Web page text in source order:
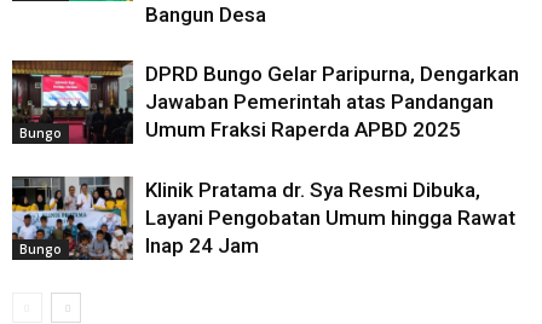
Bangun Desa
Bungo
DPRD Bungo Gelar Paripurna, Dengarkan
Jawaban Pemerintah atas Pandangan
Umum Fraksi Raperda APBD 2025
Bungo
Klinik Pratama dr. Sya Resmi Dibuka,
Layani Pengobatan Umum hingga Rawat
Inap 24 Jam